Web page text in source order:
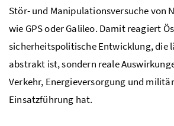
Stör- und Manipulationsversuche von
wie GPS oder Galileo. Damit reagiert
sicherheitspolitische Entwicklung, die
abstrakt ist, sondern reale
Verkehr, Energieversorgung und
Einsatzführung hat.